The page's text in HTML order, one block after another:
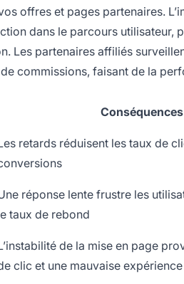
offres et pages partenaires.
dans le parcours utilisateur,
Les partenaires affiliés
commissions, faisant de la
Conséquences
retards réduisent les taux de
réponse lente frustre les
taux de rebond
de la mise en page
clic et une mauvaise